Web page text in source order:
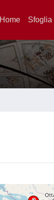
Home Sfoglia